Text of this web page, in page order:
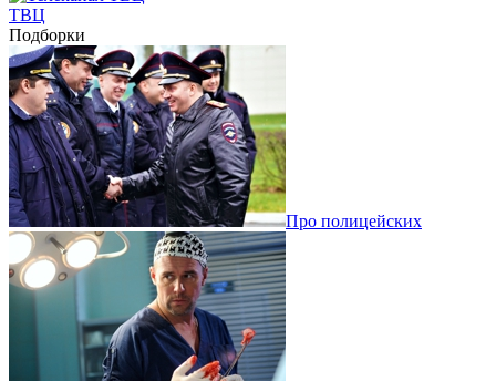
ТВЦ
Подборки
Про полицейских